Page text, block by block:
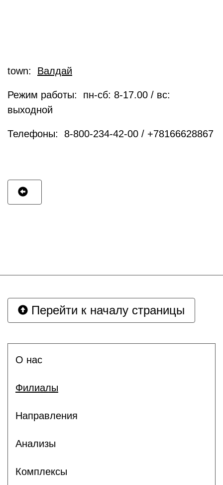
town: Валдай
Режим работы: пн-сб: 8-17.00 / вс:
выходной
Телефоны: 8-800-234-42-00 / +78166628867
Перейти к началу страницы
О нас
Филиалы
Направления
Анализы
Комплексы